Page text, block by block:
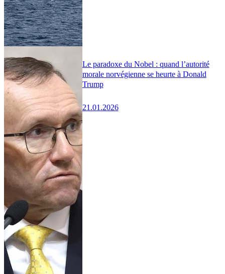
Le paradoxe du Nobel : quand l’autorité
morale norvégienne se heurte à Donald
Trump
21.01.2026